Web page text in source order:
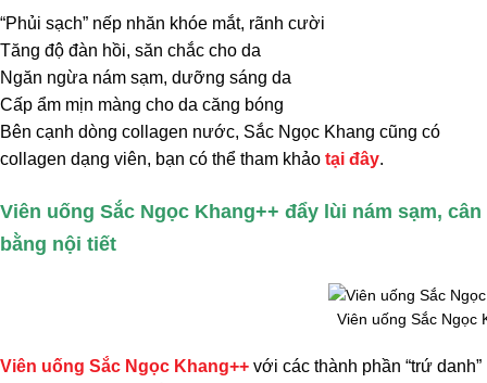
“Phủi sạch” nếp nhăn khóe mắt, rãnh cười
Tăng độ đàn hồi, săn chắc cho da
Ngăn ngừa nám sạm, dưỡng sáng da
Cấp ẩm mịn màng cho da căng bóng
Bên cạnh dòng collagen nước, Sắc Ngọc Khang cũng có
collagen dạng viên, bạn có thể tham khảo tại đây.
Viên uống Sắc Ngọc Khang++ đẩy lùi nám sạm, cân
bằng nội tiết
Viên uống Sắc Ngọc
Viên uống Sắc Ngọc Khang++ với các thành phần “trứ danh”